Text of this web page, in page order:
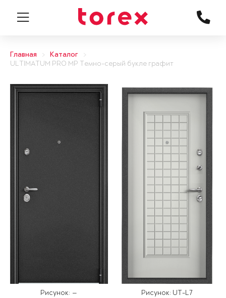
Главная
Каталог
ULTIMATUM PRO MP Темно-серый букле графит
Рисунок: — Рисунок: UT-L7